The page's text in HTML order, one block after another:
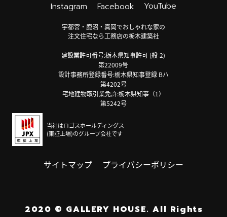
Instagram Facebook YouTube
宇都宮・鹿沼・真岡でおしゃれな家の
注文住宅なら工務店の栃木建築社
建設業許可番号:栃木県知事許可 (般-2)
第22009号
設計事務所登録番号:栃木県知事登録 Bハ
第4202号
宅地建物取引業免許:栃木県知事（1）
第5242号
当社はロゴスホールディングス
(東証上場)のグループ会社です
サイトマップ プライバシーポリシー
2020 © GALLERY HOUSE. All Rights